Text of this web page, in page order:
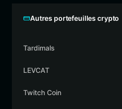
Autres portefeuilles crypto
Tardimals
LEVCAT
Twitch Coin